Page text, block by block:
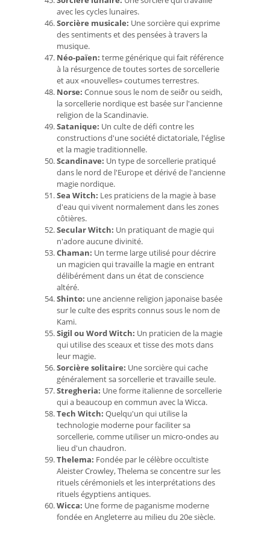
avec les cycles lunaires.
Sorcière musicale: Une sorcière qui exprime
des sentiments et des pensées à travers la
musique.
Néo-païen: terme générique qui fait référence
à la résurgence de toutes sortes de sorcellerie
et aux «nouvelles» coutumes terrestres.
Norse: Connue sous le nom de seiðr ou seidh,
la sorcellerie nordique est basée sur l'ancienne
religion de la Scandinavie.
Satanique: Un culte de défi contre les
constructions d'une société dictatoriale, l'église
et la magie traditionnelle.
Scandinave: Un type de sorcellerie pratiqué
dans le nord de l'Europe et dérivé de l'ancienne
magie nordique.
Sea Witch: Les praticiens de la magie à base
d'eau qui vivent normalement dans les zones
côtières.
Secular Witch: Un pratiquant de magie qui
n'adore aucune divinité.
Chaman: Un terme large utilisé pour décrire
un magicien qui travaille la magie en entrant
délibérément dans un état de conscience
altéré.
Shinto: une ancienne religion japonaise basée
sur le culte des esprits connus sous le nom de
Kami.
Sigil ou Word Witch: Un praticien de la magie
qui utilise des sceaux et tisse des mots dans
leur magie.
Sorcière solitaire: Une sorcière qui cache
généralement sa sorcellerie et travaille seule.
Stregheria: Une forme italienne de sorcellerie
qui a beaucoup en commun avec la Wicca.
Tech Witch: Quelqu'un qui utilise la
technologie moderne pour faciliter sa
sorcellerie, comme utiliser un micro-ondes au
lieu d'un chaudron.
Thelema: Fondée par le célèbre occultiste
Aleister Crowley, Thelema se concentre sur les
rituels cérémoniels et les interprétations des
rituels égyptiens antiques.
Wicca: Une forme de paganisme moderne
fondée en Angleterre au milieu du 20e siècle.